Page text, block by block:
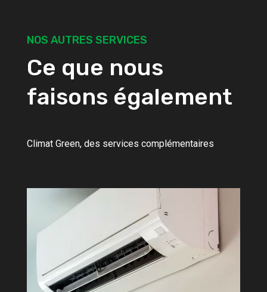
NOS AUTRES SERVICES
Ce que nous
faisons également
Climat Green, des services complémentaires